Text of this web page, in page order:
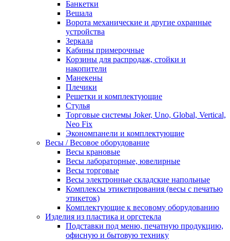
Банкетки
Вешала
Ворота механические и другие охранные
устройства
Зеркала
Кабины примерочные
Корзины для распродаж, стойки и
накопители
Манекены
Плечики
Решетки и комплектующие
Стулья
Торговые системы Joker, Uno, Global, Vertical,
Neo Fix
Экономпанели и комплектующие
Весы / Весовое оборудование
Весы крановые
Весы лабораторные, ювелирные
Весы торговые
Весы электронные складские напольные
Комплексы этикетирования (весы с печатью
этикеток)
Комплектующие к весовому оборудованию
Изделия из пластика и оргстекла
Подставки под меню, печатную продукцию,
офисную и бытовую технику